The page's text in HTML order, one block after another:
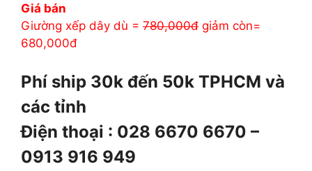
780.000 ₫.là:
Giá bán
Giường xếp dây dù = 780,000đ giảm còn=
680,000đ
Phí ship 30k đến 50k TPHCM và
các tỉnh
Điện thoại : 028 6670 6670 –
0913 916 949